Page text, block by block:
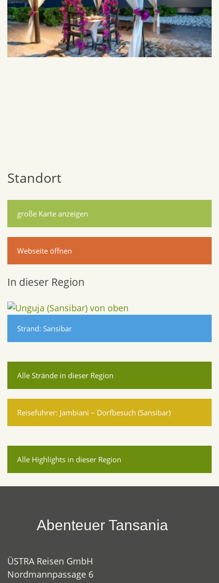
Standort
große Karte anzeigen
Webseite öffnen
In dieser Region
Strand: Sansibar
Alle Strände in dieser Region
Reiseführer: Jambiani – Dorfbesuch (Sansibar)
Alle Highlights in dieser Region
Abenteuer Tansania
ÜSTRA Reisen GmbH
Nordmannpassage 6